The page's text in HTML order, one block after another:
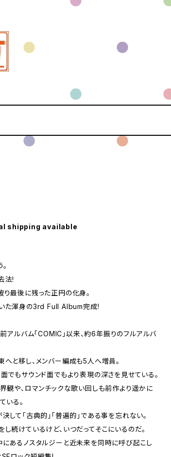
shipping available
法!
最後に残った正円の化身。
た渾身の3rd Full Album完成!
アルバム「COMIC」以来、約6年振りのフルアルバ
と移し、メンバー編成も5人へ増員。
でもサウンド面でもより表現の深さを見せている。
観や、ロマンチックな歌い回しも前作より遥かに
いる。
して「古典的」「普遍的」である事を忘れない。
続けているけど、いつだってそこにいるのだ。
にあるノスタルジーと近未来を同時に呼び起こし